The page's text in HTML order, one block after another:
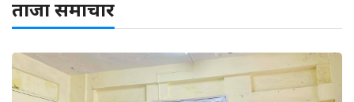
ताजा समाचार